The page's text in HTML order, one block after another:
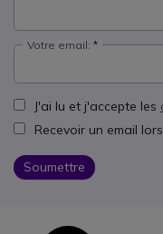
Votre email:
J'ai lu et j'accepte les
Recevoir un email
Soumettre